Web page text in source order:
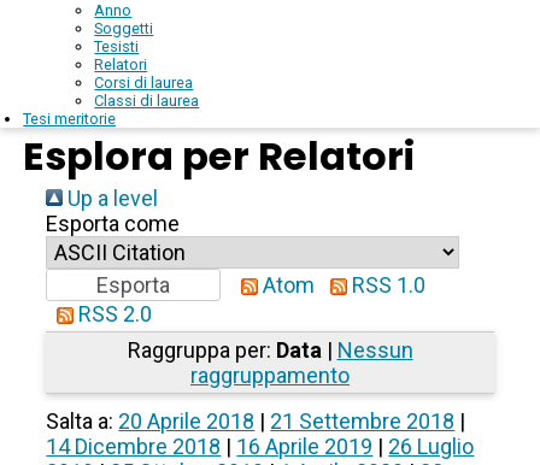
Anno
Soggetti
Tesisti
Relatori
Corsi di laurea
Classi di laurea
Tesi meritorie
Esplora per Relatori
Up a level
Esporta come
Atom
RSS 1.0
RSS 2.0
Raggruppa per: Data| Nessun
raggruppamento
Salta a: 20 Aprile 2018 | 21 Settembre 2018 |
14 Dicembre 2018 | 16 Aprile 2019 | 26 Luglio